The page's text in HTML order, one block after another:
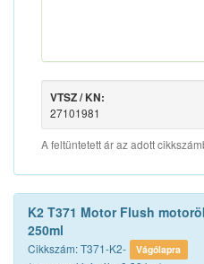
VTSZ / KN:
27101981
A feltüntetett ár az adott
K2 T371 Motor Flush
250ml
Cikkszám: T371-K2- Vágólapra